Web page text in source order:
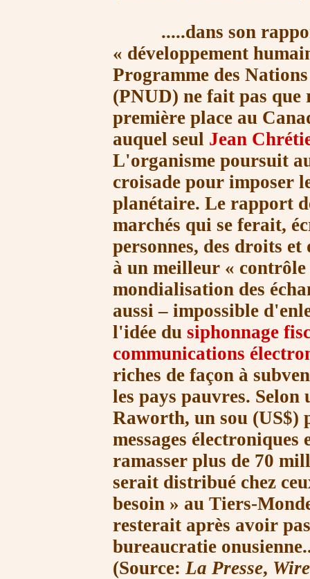
.....dans son
« développement hu
Programme des
(PNUD) ne fait pas que
première place au
auquel seul Jean
L'organisme poursuit
croisade pour imposer
planétaire. Le rapport
marchés qui se ferait,
personnes, des droits et
à un meilleur « contrôle
mondialisation des
aussi – impossible
l'idée du siphonnage
communications
riches de façon à
les pays pauvres.
Raworth, un sou (US$)
messages
ramasser plus de 70
serait distribué chez
besoin » au Tiers-
resterait après avoir
bureaucratie
(Source:La Presse,